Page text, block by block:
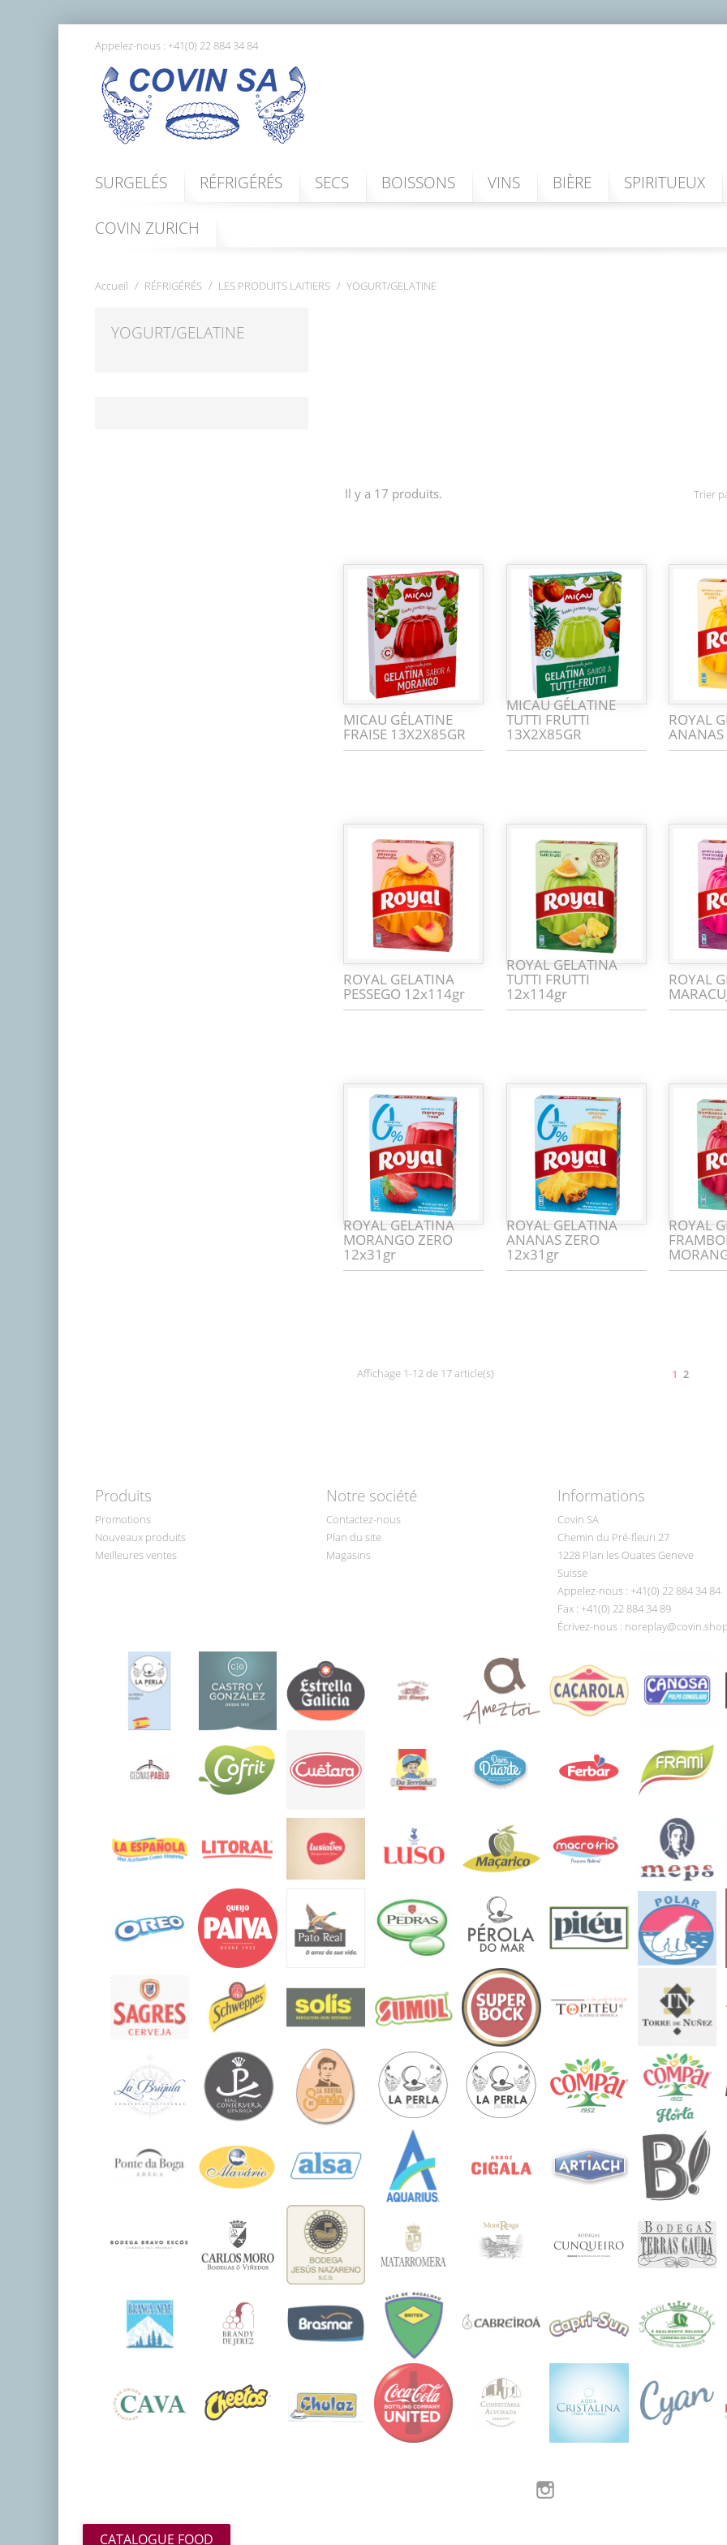
Appelez-nous : +41(0) 22 884 34 84
SURGELÉS RÉFRIGÉRÉS SECS BOISSONS VINS BIÈRE SPIRITUEUX
COVIN ZURICH
Accueil RÉFRIGÉRÉS LES PRODUITS LAITIERS YOGURT/GELATINE
YOGURT/GELATINE
Il y a 17 produits. Trier
MICAU GÉLATINE
FRAISE 13X2X85GR
MICAU GÉLATINE
TUTTI FRUTTI
13X2X85GR
ROYAL
ROYAL GELATINA
PESSEGO 12x114gr
ROYAL GELATINA
TUTTI FRUTTI
12x114gr
ROYAL
ROYAL GELATINA
MORANGO ZERO
12x31gr
ROYAL GELATINA
ANANAS ZERO
12x31gr
ROYAL
Affichage 1-12 de 17 article(s) 1 2
Produits
Promotions
Nouveaux produits
Meilleures ventes
Notre société
Contactez-nous
Plan du site
Magasins
Informations
Covin SA
Chemin du Pré-fleuri 27
1228 Plan les Ouates Geneve
Suisse
Appelez-nous : +41(0) 22 884 34 84
Fax : +41(0) 22 884 34 89
Écrivez-nous :
CATALOGUE FOOD